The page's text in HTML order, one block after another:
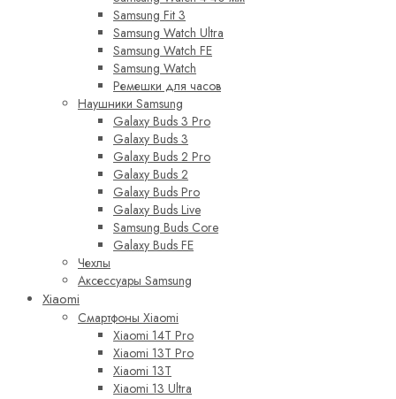
Samsung Fit 3
Samsung Watch Ultra
Samsung Watch FE
Samsung Watch
Ремешки для часов
Наушники Samsung
Galaxy Buds 3 Pro
Galaxy Buds 3
Galaxy Buds 2 Pro
Galaxy Buds 2
Galaxy Buds Pro
Galaxy Buds Live
Samsung Buds Core
Galaxy Buds FE
Чехлы
Аксессуары Samsung
Xiaomi
Смартфоны Xiaomi
Xiaomi 14T Pro
Xiaomi 13T Pro
Xiaomi 13T
Xiaomi 13 Ultra